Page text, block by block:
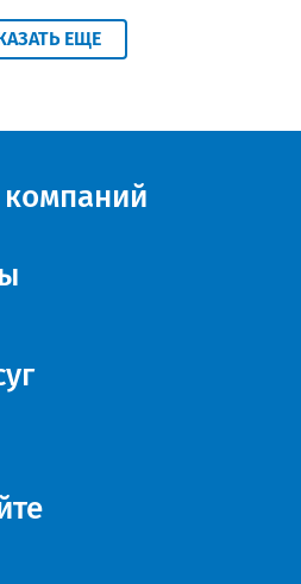
– коркинский «Шахтёр». При
двух идущих плечом к плечу
позиции в турнирной таблице и
в первую тройку также вошли
и «Метар».
ЕЩЕ